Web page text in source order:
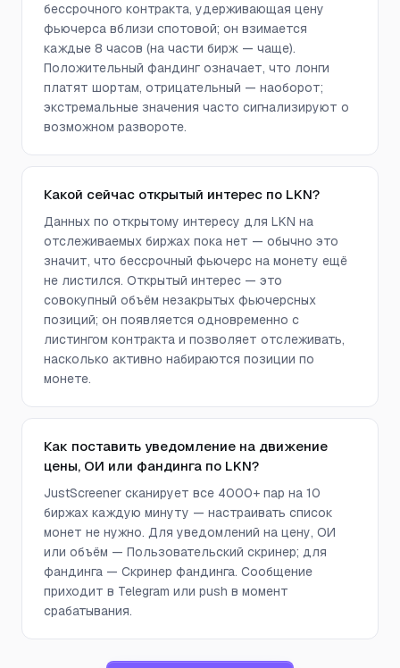
бессрочного контракта, удерживающая цену
фьючерса вблизи спотовой; он взимается
каждые 8 часов (на части бирж — чаще).
Положительный фандинг означает, что лонги
платят шортам, отрицательный — наоборот;
экстремальные значения часто сигнализируют о
возможном развороте.
Какой сейчас открытый интерес по LKN?
Данных по открытому интересу для LKN на
отслеживаемых биржах пока нет — обычно это
значит, что бессрочный фьючерс на монету ещё
не листился. Открытый интерес — это
совокупный объём незакрытых фьючерсных
позиций; он появляется одновременно с
листингом контракта и позволяет отслеживать,
насколько активно набираются позиции по
монете.
Как поставить уведомление на движение
цены, ОИ или фандинга по LKN?
JustScreener сканирует все 4000+ пар на 10
биржах каждую минуту — настраивать список
монет не нужно. Для уведомлений на цену, ОИ
или объём — Пользовательский скринер; для
фандинга — Скринер фандинга. Сообщение
приходит в Telegram или push в момент
срабатывания.